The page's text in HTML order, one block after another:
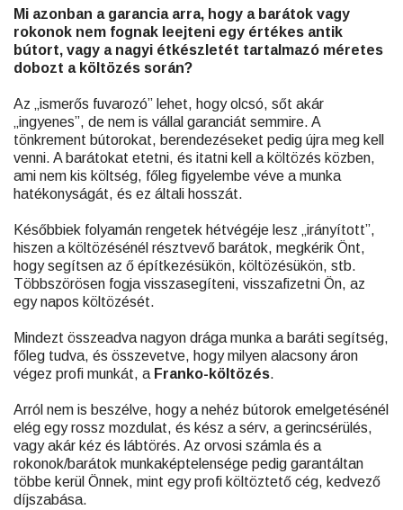
Mi azonban a garancia arra, hogy a barátok vagy
rokonok nem fognak leejteni egy értékes antik
bútort, vagy a nagyi étkészletét tartalmazó méretes
dobozt a költözés során?
Az „ismerős fuvarozó” lehet, hogy olcsó, sőt akár
„ingyenes”, de nem is vállal garanciát semmire. A
tönkrement bútorokat, berendezéseket pedig újra meg kell
venni. A barátokat etetni, és itatni kell a költözés közben,
ami nem kis költség, főleg figyelembe véve a munka
hatékonyságát, és ez általi hosszát.
Későbbiek folyamán rengetek hétvégéje lesz „irányított”,
hiszen a költözésénél résztvevő barátok, megkérik Önt,
hogy segítsen az ő építkezésükön, költözésükön, stb.
Többszörösen fogja visszasegíteni, visszafizetni Ön, az
egy napos költözését.
Mindezt összeadva nagyon drága munka a baráti segítség,
főleg tudva, és összevetve, hogy milyen alacsony áron
végez profi munkát, a Franko-költözés.
Arról nem is beszélve, hogy a nehéz bútorok emelgetésénél
elég egy rossz mozdulat, és kész a sérv, a gerincsérülés,
vagy akár kéz és lábtörés. Az orvosi számla és a
rokonok/barátok munkaképtelensége pedig garantáltan
többe kerül Önnek, mint egy profi költöztető cég, kedvező
díjszabása.